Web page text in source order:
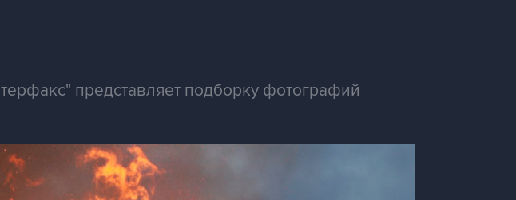
представляет подборку фотографий